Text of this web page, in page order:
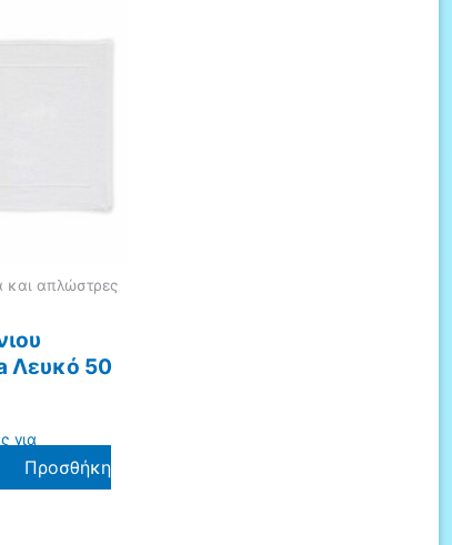
και απλώστρες
Λευκό 50
για
Προσθήκη